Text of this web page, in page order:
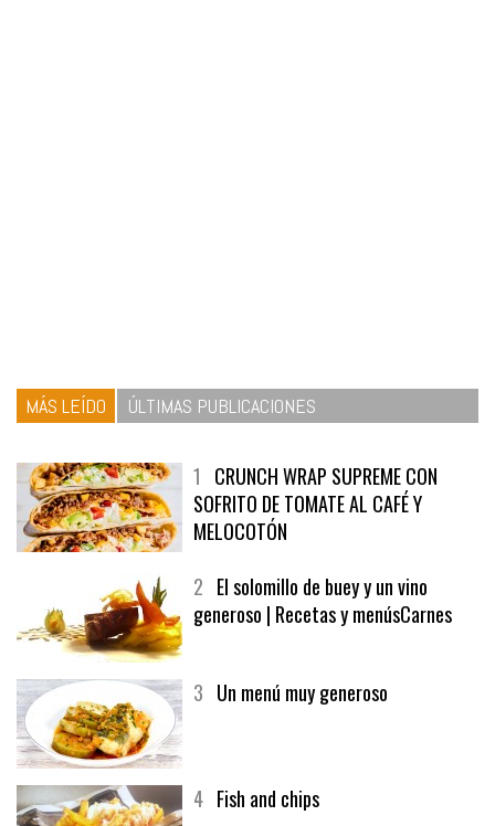
MÁS LEÍDO ÚLTIMAS PUBLICACIONES
1 CRUNCH WRAP SUPREME CON
SOFRITO DE TOMATE AL CAFÉ Y
MELOCOTÓN
2 El solomillo de buey y un vino
generoso | Recetas y menúsCarnes
3 Un menú muy generoso
4 Fish and chips